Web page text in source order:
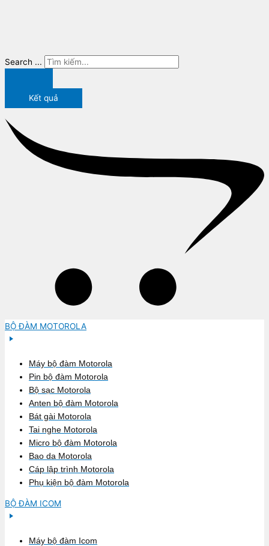
Search ...
Kết quả
BỘ ĐÀM MOTOROLA
Máy bộ đàm Motorola
Pin bộ đàm Motorola
Bộ sạc Motorola
Anten bộ đàm Motorola
Bát gài Motorola
Tai nghe Motorola
Micro bộ đàm Motorola
Bao da Motorola
Cáp lập trình Motorola
Phụ kiện bộ đàm Motorola
BỘ ĐÀM ICOM
Máy bộ đàm Icom